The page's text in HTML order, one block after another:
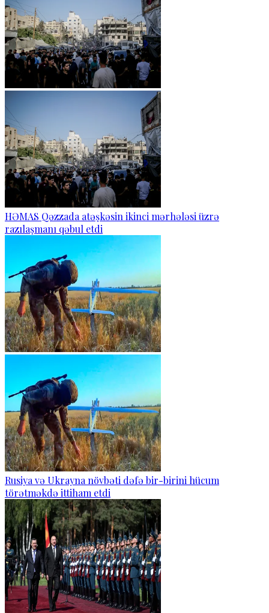
HƏMAS Qəzzada atəşkəsin ikinci mərhələsi üzrə
razılaşmanı qəbul etdi
Rusiya və Ukrayna növbəti dəfə bir-birini hücum
törətməkdə ittiham etdi